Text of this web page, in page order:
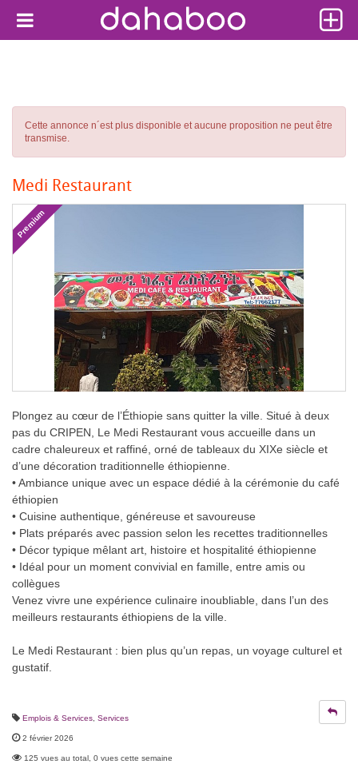
Cette annonce n´est plus disponible et aucune proposition ne peut être
transmise.
Medi Restaurant
Premium
Plongez au cœur de l’Éthiopie sans quitter la ville. Situé à deux
pas du CRIPEN, Le Medi Restaurant vous accueille dans un
cadre chaleureux et raffiné, orné de tableaux du XIXe siècle et
d’une décoration traditionnelle éthiopienne.
• Ambiance unique avec un espace dédié à la cérémonie du café
éthiopien
• Cuisine authentique, généreuse et savoureuse
• Plats préparés avec passion selon les recettes traditionnelles
• Décor typique mêlant art, histoire et hospitalité éthiopienne
• Idéal pour un moment convivial en famille, entre amis ou
collègues
Venez vivre une expérience culinaire inoubliable, dans l’un des
meilleurs restaurants éthiopiens de la ville.
Le Medi Restaurant : bien plus qu’un repas, un voyage culturel et
gustatif.
Emplois & Services Services
2 février 2026
125 vues au total, 0 vues cette semaine